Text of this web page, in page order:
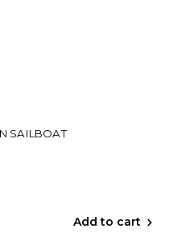
SAILBOAT
Add to cart